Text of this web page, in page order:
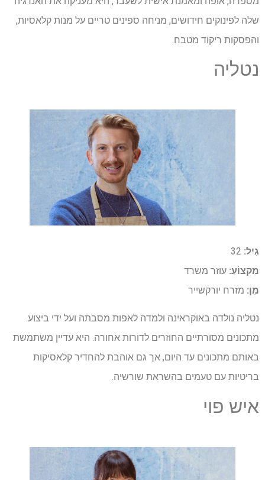
שלה לפינוקים חידושים, מניחה ספינים טריים על מנות קלאסיות,
והפסקות ריקוד מטבח.
נטליה
גִיל: 32
מִקצוֹעַ: עוזר משרד
מִן: מזרח יורקשייר
נטליה נולדה באוקראינה ולמדה לאפות מסבתה ועל ידי ביצוע
מתכונים מסורתיים החוזרים לדורות אחורה. היא עדיין משתמשת
באותם מתכונים עד היום, אך גם אוהבת להחדיר קלאסיקות
בריטיות עם טעמים בהשראת שורשיה.
איש פוי